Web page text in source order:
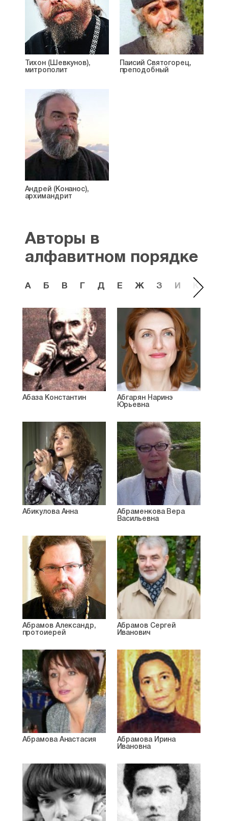
Тихон (Шевкунов),
митрополит
Паисий Святогорец,
преподобный
Андрей (Конанос),
архимандрит
Авторы в
алфавитном порядке
А Б В Д Е Ж З И К
Абаза Константин
Абгарян Наринэ
Юрьевна
Абикулова Анна
Абраменкова Вера
Васильевна
Абрамов Александр,
протоиерей
Абрамов Сергей
Иванович
Абрамова Анастасия
Абрамова Ирина
Ивановна